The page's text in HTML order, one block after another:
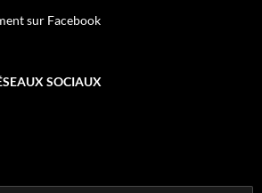
sur Facebook
SOCIAUX